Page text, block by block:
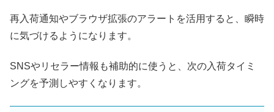
再入荷通知やブラウザ拡張のアラートを活用すると、瞬時
に気づけるようになります。
SNSやリセラー情報も補助的に使うと、次の入荷タイミ
ングを予測しやすくなります。